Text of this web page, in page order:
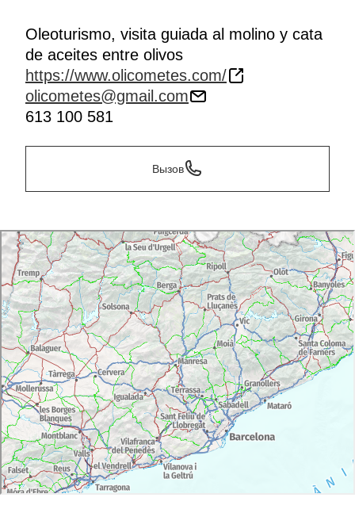
Oleoturismo, visita guiada al molino y cata
de aceites entre olivos
https://www.olicometes.com/
olicometes@gmail.com
613 100 581
Вызов